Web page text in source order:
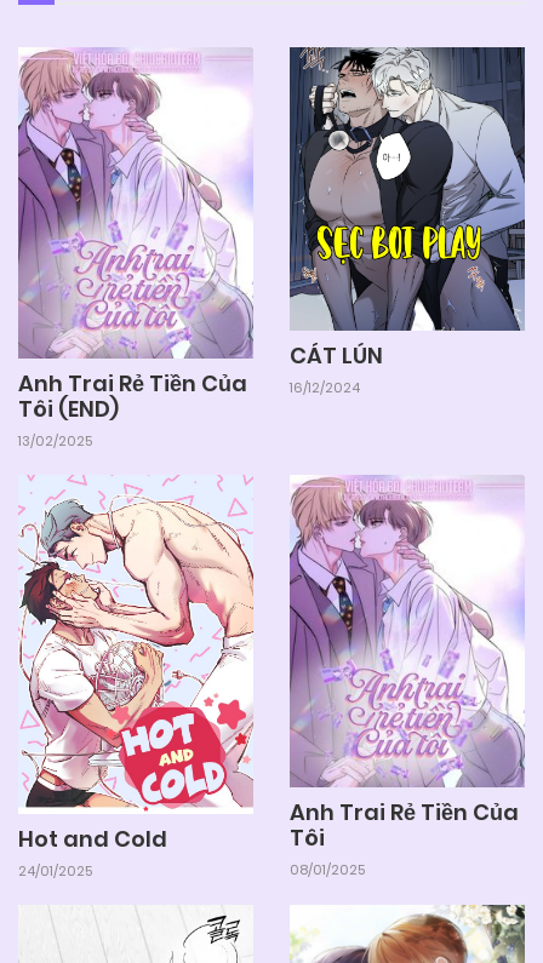
Anh Trai Rẻ Tiền Của
Tôi (END)
13/02/2025
CÁT LÚN
16/12/2024
Hot and Cold
24/01/2025
Anh Trai Rẻ Tiền Của
Tôi
08/01/2025